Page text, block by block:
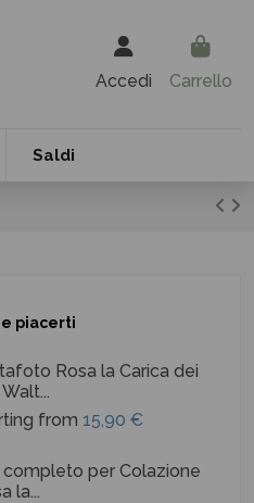
Accedi Carrello
Saldi
piacerti
Rosa la Carica dei
from15,90 €
completo per Colazione
la...